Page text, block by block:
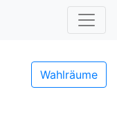
Wahlräume